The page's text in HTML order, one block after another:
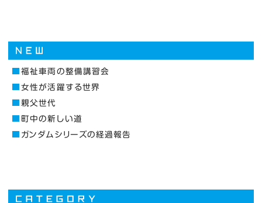
福祉車両の整備講習会
女性が活躍する世界
親父世代
町中の新しい道
ガンダムシリーズの経過報告